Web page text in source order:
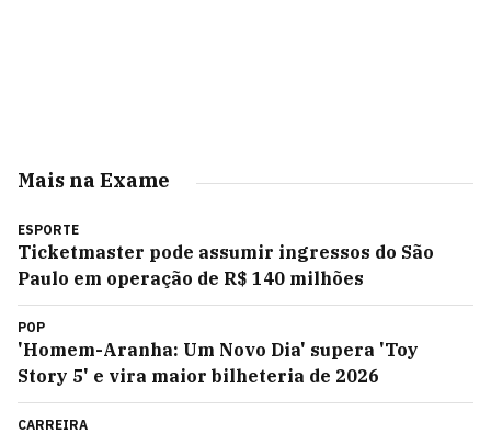
Mais na Exame
ESPORTE
Ticketmaster pode assumir ingressos do São
Paulo em operação de R$ 140 milhões
POP
'Homem-Aranha: Um Novo Dia' supera 'Toy
Story 5' e vira maior bilheteria de 2026
CARREIRA